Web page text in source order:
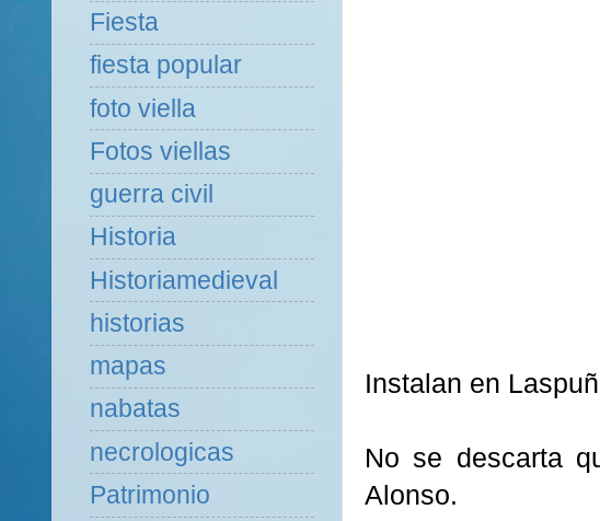
Instalan en
No se descarta
Alonso.
Fiesta
fiesta popular
foto viella
Fotos viellas
guerra civil
Historia
Historiamedieval
historias
mapas
nabatas
necrologicas
Patrimonio